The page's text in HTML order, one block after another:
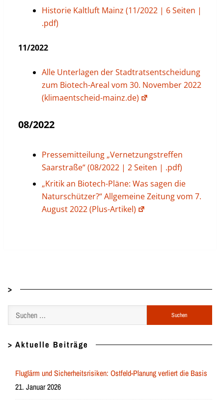
Historie Kaltluft Mainz (11/2022 | 6 Seiten |
.pdf)
11/2022
Alle Unterlagen der Stadtratsentscheidung
zum Biotech-Areal vom 30. November 2022
(klimaentscheid-mainz.de)
08/2022
Pressemitteilung „Vernetzungstreffen
Saarstraße“ (08/2022 | 2 Seiten | .pdf)
„Kritik an Biotech-Pläne: Was sagen die
Naturschützer?“ Allgemeine Zeitung vom 7.
August 2022 (Plus-Artikel)
>
nach:
> Aktuelle Beiträge
Fluglärm und Sicherheitsrisiken: Ostfeld-Planung verliert die Basis
21. Januar 2026